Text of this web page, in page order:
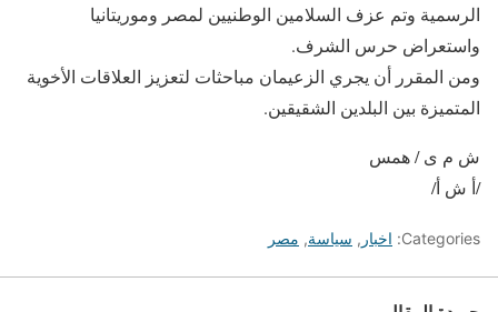
الرسمية وتم عزف السلامين الوطنيين لمصر وموريتانيا
واستعراض حرس الشرف.
ومن المقرر أن يجري الزعيمان مباحثات لتعزيز العلاقات الأخوية
المتميزة بين البلدين الشقيقين.
ش م ى / همس
/أ ش أ/
Categories: اخبار , سياسة, مصر